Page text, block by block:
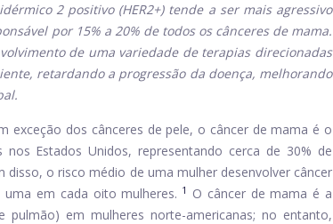
2 positivo (HER2+) tende a ser mais agressivo
por 15% a 20% de todos os cânceres de mama.
de uma variedade de terapias direcionadas
retardando a progressão da doença, melhorando
exceção dos cânceres de pele, o câncer de mama é o
Estados Unidos, representando cerca de 30% de
disso, o risco médio de uma mulher desenvolver câncer
em cada oito mulheres. 1
O câncer de mama é a
em mulheres norte-americanas; no entanto,